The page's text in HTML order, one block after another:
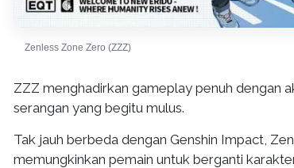
Zenless Zone Zero (ZZZ)
ZZZ menghadirkan gameplay penuh dengan
serangan yang begitu mulus.
Tak jauh berbeda dengan Genshin Impact,
memungkinkan pemain untuk berganti